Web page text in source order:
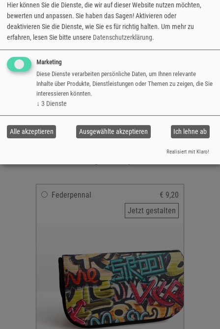
Perfekt für Schule & Urlaub
Das Federpennal mit Wunschmotiv - Foto,
kleine und große Künstler. Die getrennten
Innenfächer bieten Platz für Stifte, Lineal und
andere wichtige Utensilien.
Größe: 21 x 12,5 x 7 cm
Farbe: schwarz
Material: 100% Polyester
2 getrennte Innenfächer
Federpennal
€ 9,20
Jetzt gestalten
Hier können Sie die Dienste, die wir auf dieser Website nutzen möchten,
bewerten und anpassen. Sie haben das Sagen! Aktivieren oder
deaktivieren Sie die Dienste, wie Sie es für richtig halten. Um mehr zu
erfahren, lesen Sie bitte unsere Datenschutzerklärung.
Marketing
Diese Dienste verarbeiten persönliche Daten, um Ihnen relevante
Inhalte über Produkte, Dienstleistungen oder Themen zu zeigen, die Sie
interessieren könnten.
↓ 3 Dienste
Ich lehne ab
Ausgewählte akzeptieren
Alle akzeptieren
Realisiert mit Klaro!